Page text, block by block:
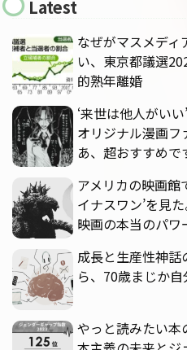
Latest
なぜがマスメディ
い、東京都議選
的熟年離婚
‘来世は他人がい
オリジナル漫画フ
あ、超おすすめで
アメリカの映画館
イナスワン’を見
映画の本当のパワ
成長と生産性神
ら、70歳まじか
やっと読みたい本